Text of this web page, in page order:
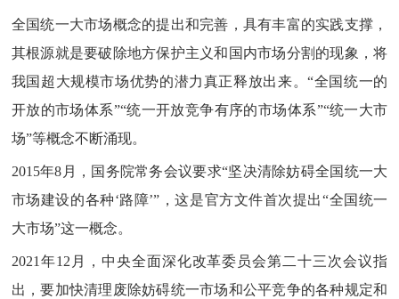
全国统一大市场概念的提出和完善，具有丰富的实践支撑，
其根源就是要破除地方保护主义和国内市场分割的现象，将
我国超大规模市场优势的潜力真正释放出来。“全国统一的
开放的市场体系”“统一开放竞争有序的市场体系”“统一大市
场”等概念不断涌现。
2015年8月，国务院常务会议要求“坚决清除妨碍全国统一大
市场建设的各种‘路障’”，这是官方文件首次提出“全国统一
大市场”这一概念。
2021年12月，中央全面深化改革委员会第二十三次会议指
出，要加快清理废除妨碍统一市场和公平竞争的各种规定和